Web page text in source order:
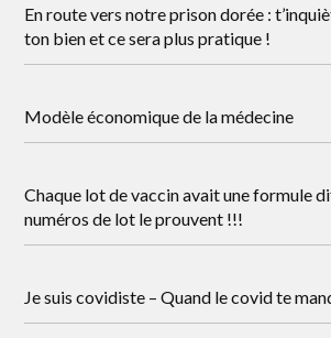
En route vers notre prison dorée :
ton bien et ce sera plus pratique !
Modèle économique de la médecine
Chaque lot de vaccin avait une formule
numéros de lot le prouvent !!!
Je suis covidiste – Quand le covid te